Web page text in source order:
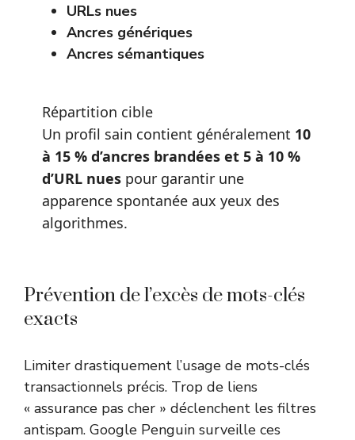
URLs nues
Ancres génériques
Ancres sémantiques
Répartition cible
Un profil sain contient généralement 10
à 15 % d’ancres brandées et 5 à 10 %
d’URL nuespour garantir une
apparence spontanée aux yeux des
algorithmes.
Prévention de l’excès de mots-clés
exacts
Limiter drastiquement l’usage de mots-clés
transactionnels précis. Trop de liens
« assurance pas cher » déclenchent les filtres
antispam. Google Penguin surveille ces